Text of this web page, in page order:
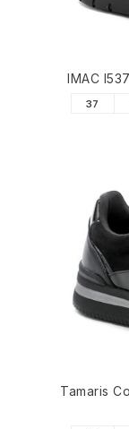
IMAC
37
Tamaris